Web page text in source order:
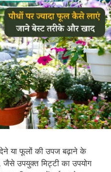
देने या फूलों की उपज बढ़ाने के
उपयुक्त मिट्टी का उपयोग